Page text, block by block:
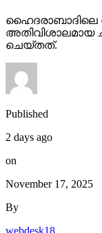
ഹൈദരാബാദിലെ
അതിവിശാലമായ
ചെയ്തത്.
Published
2 days ago
on
November 17, 2025
By
webdesk18